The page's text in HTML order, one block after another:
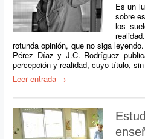
Es un
sobre
los
rotunda opinión, que no siga
Pérez Díaz y J.C. Rodríguez
percepción y realidad, cuyo título,
Leer entrada →